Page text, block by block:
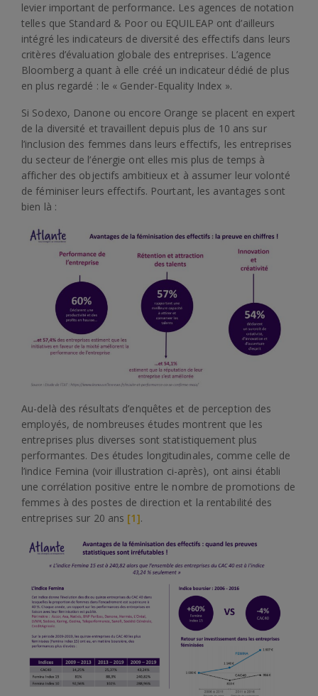
levier important de performance. Les agences de notation
telles que Standard & Poor ou EQUILEAP ont d’ailleurs
intégré les indicateurs de diversité des effectifs dans leurs
critères d’évaluation globale des entreprises. L’agence
Bloomberg a quant à elle créé un indicateur dédié de plus
en plus regardé : le « Gender-Equality Index ».
Si Sodexo, Danone ou encore Orange se placent en expert
de la diversité et travaillent depuis plus de 10 ans sur
l’inclusion des femmes dans leurs effectifs, les entreprises
du secteur de l’énergie ont elles mis plus de temps à
afficher des objectifs ambitieux et à assumer leur volonté
de féminiser leurs effectifs. Pourtant, les avantages sont
bien là :
Au-delà des résultats d’enquêtes et de perception des
employés, de nombreuses études montrent que les
entreprises plus diverses sont statistiquement plus
performantes. Des études longitudinales, comme celle de
l’indice Femina (voir illustration ci-après), ont ainsi établi
une corrélation positive entre le nombre de promotions de
femmes à des postes de direction et la rentabilité des
entreprises sur 20 ans [1].